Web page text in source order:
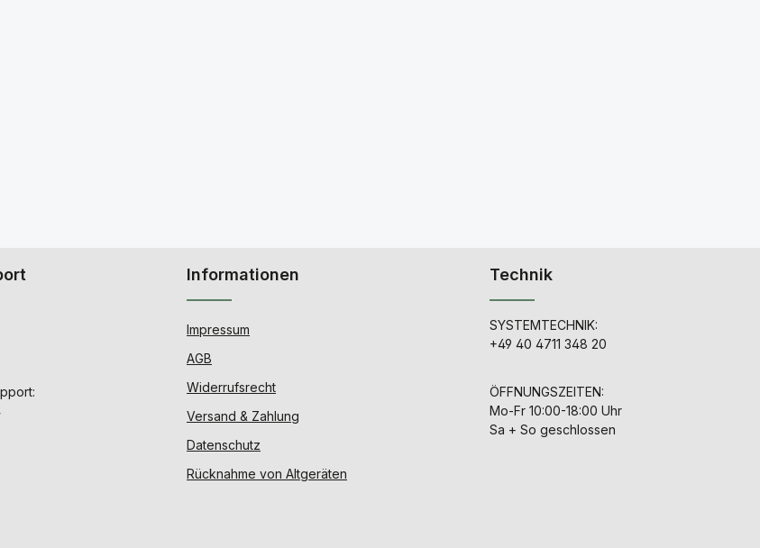
Informationen
Impressum
AGB
Widerrufsrecht
Versand & Zahlung
Datenschutz
Rücknahme von Altgeräten
Technik
SYSTEMTECHNIK:
+49 40 4711 348 20
ÖFFNUNGSZEITEN:
Mo-Fr 10:00-18:00 Uhr
Sa + So geschlossen